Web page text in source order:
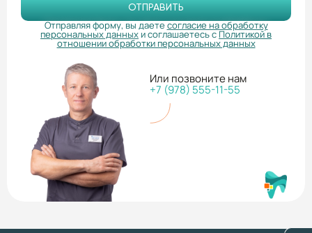
Или позвоните нам
+7 (978) 555-11-55
ОТПРАВИТЬ
Отправляя форму, вы даетесогласие на обработку
персональных данныхи соглашаетесь сПолитикой в
отношении обработки персональных данных